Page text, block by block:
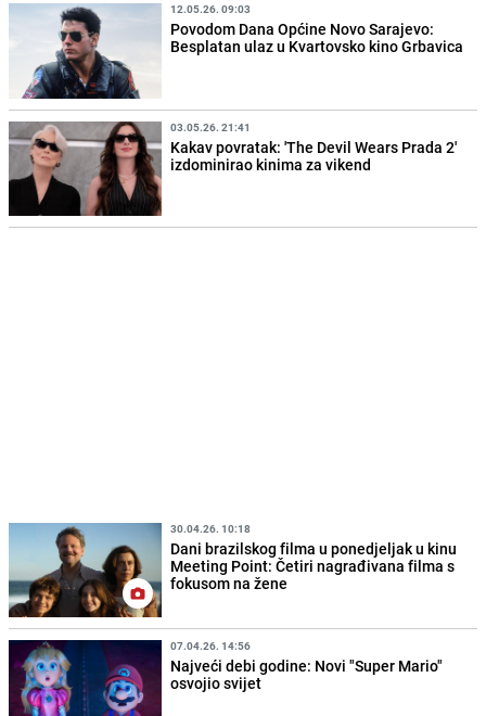
12.05.26. 09:03
Povodom Dana Općine Novo Sarajevo:
Besplatan ulaz u Kvartovsko kino Grbavica
03.05.26. 21:41
Kakav povratak: 'The Devil Wears Prada 2'
izdominirao kinima za vikend
30.04.26. 10:18
Dani brazilskog filma u ponedjeljak u kinu
Meeting Point: Četiri nagrađivana filma s
fokusom na žene
07.04.26. 14:56
Najveći debi godine: Novi "Super Mario"
osvojio svijet